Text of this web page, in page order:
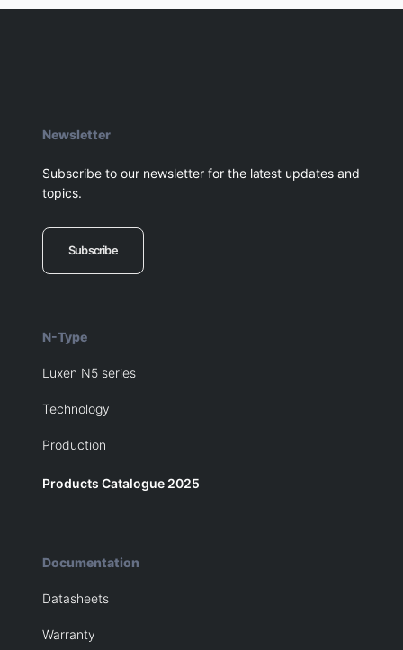
Newsletter
Subscribe to our newsletter for the latest updates and
topics.
Subscribe
N-Type
Luxen N5 series
Technology
Production
Products Catalogue 2025
Documentation
Datasheets
Warranty